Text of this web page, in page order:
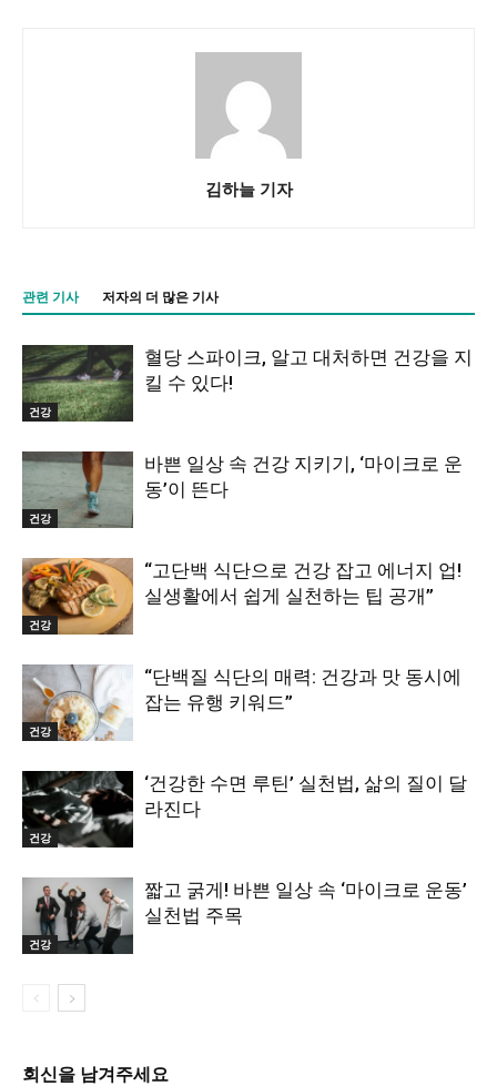
김하늘 기자
관련 기사 저자의 더 많은 기사
건강
혈당 스파이크, 알고 대처하면 건강을 지
킬 수 있다!
건강
바쁜 일상 속 건강 지키기, ‘마이크로 운
동’이 뜬다
건강
“고단백 식단으로 건강 잡고 에너지 업!
실생활에서 쉽게 실천하는 팁 공개”
건강
“단백질 식단의 매력: 건강과 맛 동시에
잡는 유행 키워드”
건강
‘건강한 수면 루틴’ 실천법, 삶의 질이 달
라진다
건강
짧고 굵게! 바쁜 일상 속 ‘마이크로 운동’
실천법 주목
회신을 남겨주세요